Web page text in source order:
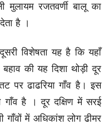
रजतवर्णी बालू का
है ।
विशेषता यह है कि यहाँ
बहाव की यह दिशा थोड़ी दूर
पर ढाढरिया गाँव है। इस
गाँव है । दूर दक्षिण में सरई
गाँवों में अधिकांश लोग ढीमर